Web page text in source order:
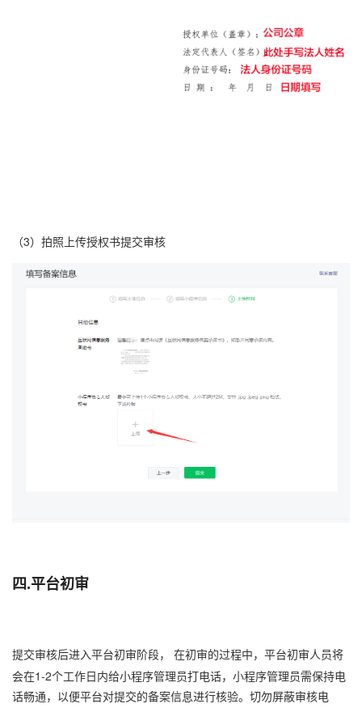
（3）拍照上传授权书提交审核
四.平台初审
提交审核后进入平台初审阶段， 在初审的过程中，平台初审人员将
会在1-2个工作日内给小程序管理员打电话，小程序管理员需保持电
话畅通，以便平台对提交的备案信息进行核验。切勿屏蔽审核电